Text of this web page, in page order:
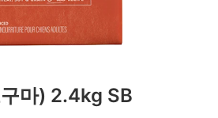
마) 2.4kg SB